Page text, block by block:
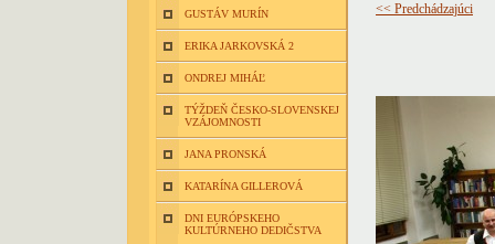
GUSTÁV MURÍN
ERIKA JARKOVSKÁ 2
ONDREJ MIHÁĽ
TÝŽDEŇ ČESKO-SLOVENSKEJ
VZÁJOMNOSTI
JANA PRONSKÁ
KATARÍNA GILLEROVÁ
DNI EURÓPSKEHO
KULTÚRNEHO DEDIČSTVA
<< Predchádzajúci